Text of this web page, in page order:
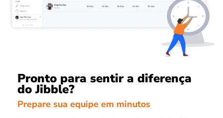
Pronto para sentir a diferença
do Jibble?
Prepare sua equipe em minutos